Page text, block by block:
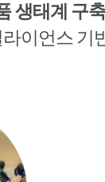
생태계 구
이언스 기